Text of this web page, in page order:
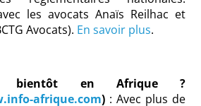
les avocats Anaïs Reilhac et
Avocats). En savoir plus.
bientôt en Afrique ?
afrique.com) : Avec plus de